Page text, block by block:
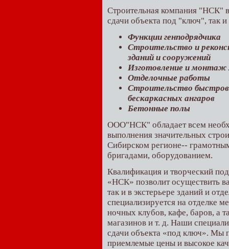
Строительная компания "НСК"
сдачи объекта под "ключ", так
Функции генподрядчика
Строительство и
зданий и сооружений
Изготовление и монтаж
Отделочные работы
Строительство
бескаркасных ангаров
Бетонные полы
ООО"НСК" обладает всем
выполнения значительных
Сибирском регионе--
бригадами, оборудованием.
Квалификация и творческий
«НСК» позволит осуществить
так и в экстерьере зданий и
специализируется на отделке
ночных клубов, кафе, баров, а
магазинов и т. д. Наши
сдачи объекта «под ключ». Мы
приемлемые цены и высокое